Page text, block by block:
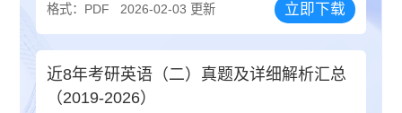
格式：PDF 2026-02-03 更新 立即下载
近8年考研英语（二）真题及详细解析汇总
（2019-2026）